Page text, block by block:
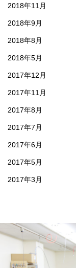
2018年11月
2018年9月
2018年8月
2018年5月
2017年12月
2017年11月
2017年8月
2017年7月
2017年6月
2017年5月
2017年3月